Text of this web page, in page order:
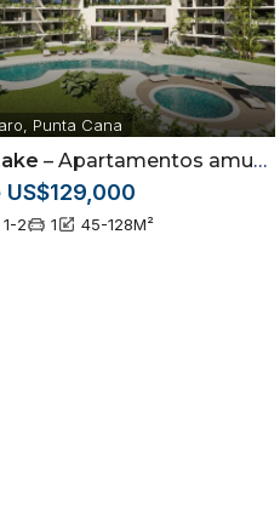
Punta Cana
– Apartamentos amueblados rodeados por campo de golf en Punta Cana
US$129,000
1-2 1 45-128M²